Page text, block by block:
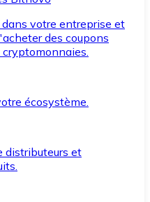
votre entreprise et
des coupons
écosystème.
distributeurs et